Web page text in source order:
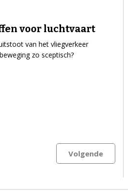
voor luchtvaart
van het vliegverkeer
zo sceptisch?
Volgende